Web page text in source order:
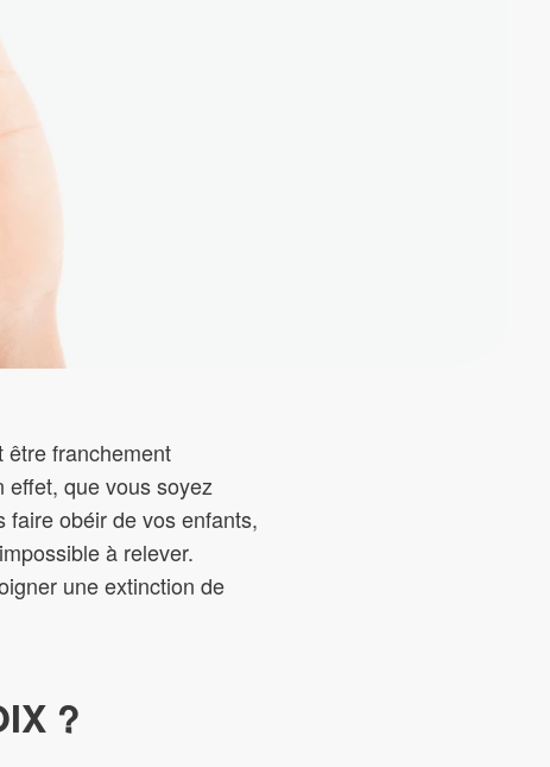
être franchement
que vous soyez
obéir de vos enfants,
à relever.
une extinction de
?